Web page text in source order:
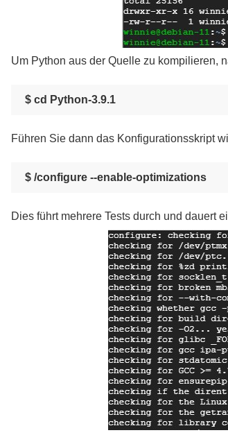
Um Python aus der Quelle zu kompilieren,
$ cd Python-3.9.1
Führen Sie dann das Konfigurationsskript
$ /configure --enable-optimizations
Dies führt mehrere Tests durch und dauert